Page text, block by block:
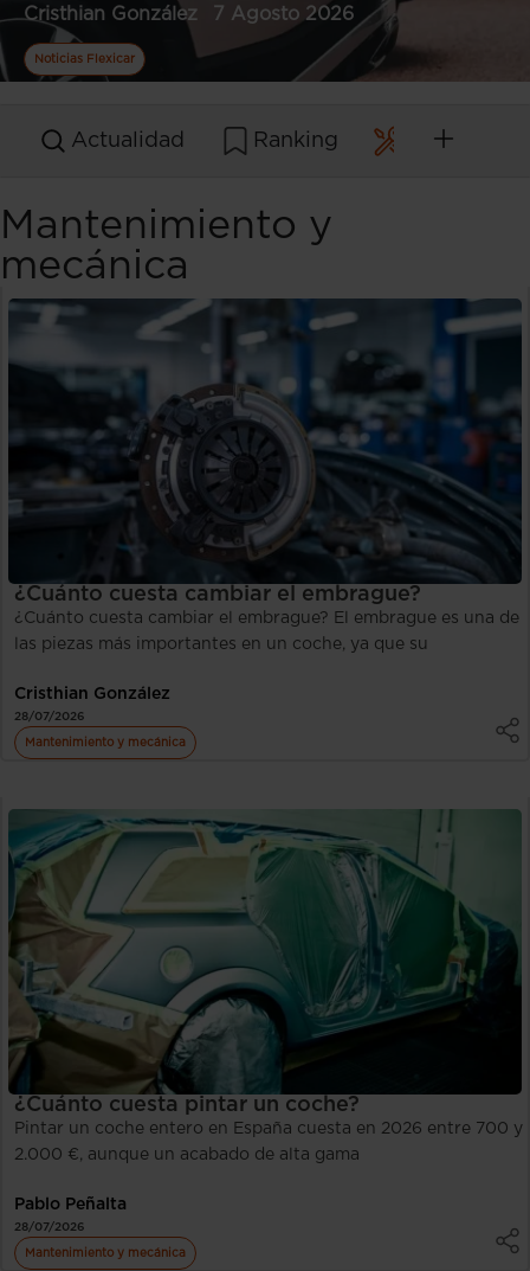
Noticias Flexicar
Cristhian González 7 Agosto 2026
Actualidad Ranking
Mantenimiento y
mecánica
¿Cuánto cuesta cambiar el embrague?
¿Cuánto cuesta cambiar el embrague? El embrague es una de
las piezas más importantes en un coche, ya que su
Cristhian González
28/07/2026
Mantenimiento y mecánica
¿Cuánto cuesta pintar un coche?
Pintar un coche entero en España cuesta en 2026 entre 700 y
2.000 €, aunque un acabado de alta gama
Pablo Peñalta
28/07/2026
Mantenimiento y mecánica